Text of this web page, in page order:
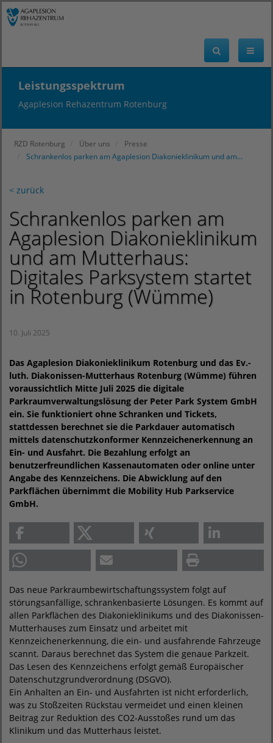
Leistungsspektrum
Agaplesion Rehazentrum Rotenburg
RZD Rotenburg Über uns
Presse
Schrankenlos parken am Agaplesion Diakonieklinikum und am…
< zurück
Schrankenlos parken am
Agaplesion Diakonieklinikum
und am Mutterhaus:
Digitales Parksystem startet
in Rotenburg (Wümme)
10. Juli 2025
Das Agaplesion Diakonieklinikum Rotenburg und das Ev.-
luth. Diakonissen-Mutterhaus Rotenburg (Wümme) führen
voraussichtlich Mitte Juli 2025 die digitale
Parkraumverwaltungslösung der Peter Park System GmbH
ein. Sie funktioniert ohne Schranken und Tickets,
stattdessen berechnet sie die Parkdauer automatisch
mittels datenschutzkonformer Kennzeichenerkennung an
Ein- und Ausfahrt. Die Bezahlung erfolgt an
benutzerfreundlichen Kassenautomaten oder online unter
Angabe des Kennzeichens. Die Abwicklung auf den
Parkflächen übernimmt die Mobility Hub Parkservice
GmbH.
Das neue Parkraumbewirtschaftungssystem folgt auf
störungsanfällige, schrankenbasierte Lösungen. Es kommt auf
allen Parkflächen des Diakonieklinikums und des Diakonissen-
Mutterhauses zum Einsatz und arbeitet mit
Kennzeichenerkennung, die ein- und ausfahrende Fahrzeuge
scannt. Daraus berechnet das System die genaue Parkzeit.
Das Lesen des Kennzeichens erfolgt gemäß Europäischer
Datenschutzgrundverordnung (DSGVO).
Ein Anhalten an Ein- und Ausfahrten ist nicht erforderlich,
was zu Stoßzeiten Rückstau vermeidet und einen kleinen
Beitrag zur Reduktion des CO2-Ausstoßes rund um das
Klinikum und das Mutterhaus leistet.